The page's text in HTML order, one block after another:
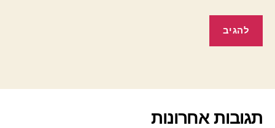
תגובות אחרונות